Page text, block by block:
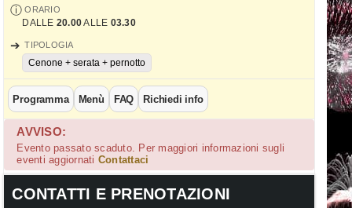
ORARIO
DALLE 20.00ALLE 03.30
TIPOLOGIA
Cenone + serata + pernotto
Programma Menù FAQ Richiedi info
AVVISO:
Evento passato scaduto. Per maggiori informazioni sugli
eventi aggiornati Contattaci
CONTATTI E PRENOTAZIONI